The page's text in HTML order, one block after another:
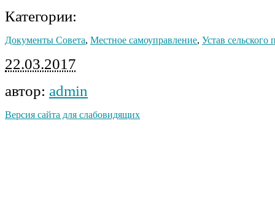
Категории:
Документы Совета, Местное самоуправление, Устав сельского
22.03.2017
автор: admin
Версия сайта для слабовидящих